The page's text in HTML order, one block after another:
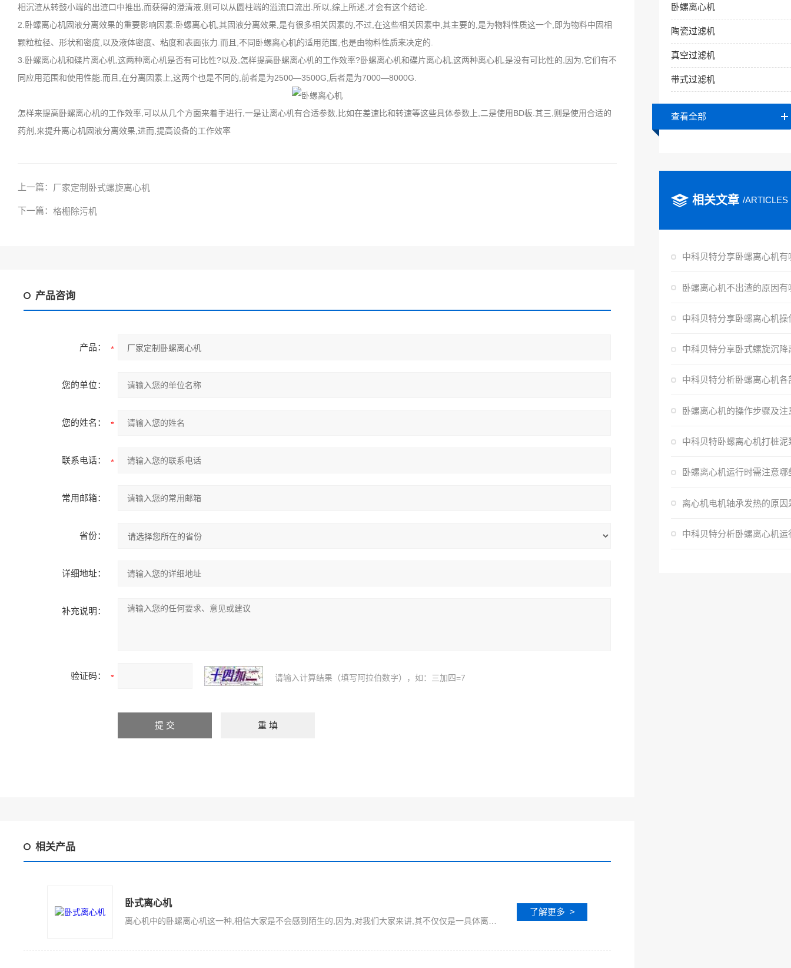
相沉渣从转鼓小端的出渣口中推出,而获得的澄清液,则可以从圆柱端的溢流口流出.所以,综上所述,才会有这个结论.
2.卧螺离心机固液分离效果的重要影响因素:卧螺离心机,其固液分离效果,是有很多相关因素的,不过,在这些相关因素中,其主要的,是为物料性质这一个,即为物料中固相
颗粒粒径、形状和密度,以及液体密度、粘度和表面张力.而且,不同卧螺离心机的适用范围,也是由物料性质来决定的.
3.卧螺离心机和碟片离心机,这两种离心机是否有可比性?以及,怎样提高卧螺离心机的工作效率?卧螺离心机和碟片离心机,这两种离心机,是没有可比性的,因为,它们有不
同应用范围和使用性能.而且,在分离因素上,这两个也是不同的,前者是为2500—3500G,后者是为7000—8000G.
怎样来提高卧螺离心机的工作效率,可以从几个方面来着手进行,一是让离心机有合适参数,比如在差速比和转速等这些具体参数上,二是使用BD板.其三,则是使用合适的
药剂,来提升离心机固液分离效果,进而,提高设备的工作效率
上一篇： 厂家定制卧式螺旋离心机
下一篇： 格栅除污机
产品咨询
产品：
您的单位：
您的姓名：
联系电话：
常用邮箱：
省份：
详细地址：
补充说明：
验证码： 请输入计算结果（填写阿拉伯数字），如：三加四=7
相关产品
卧式离心机
了解更多 >
卧螺离心机
陶瓷过滤机
真空过滤机
带式过滤机
查看全部
相关文章 /ARTICLES